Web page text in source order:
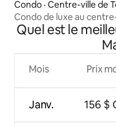
Condo · Centre-ville de
Condo de luxe au
la tour CN)
Quel est le
Mois
Janv.
Prix
156 $